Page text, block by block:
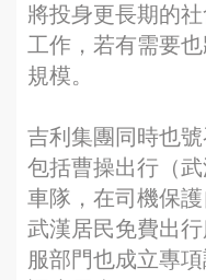
將投身更長期的
工作，若有需要
規模。
吉利集團同時也
包括曹操出行（
車隊，在司機保
武漢居民免費出
服部門也成立專